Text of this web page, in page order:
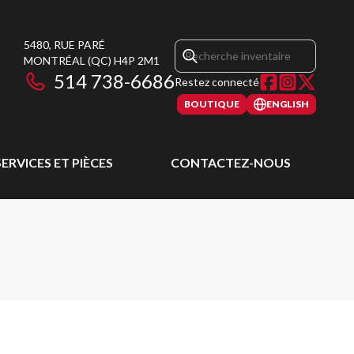
5480, RUE PARÉ
MONTRÉAL (QC) H4P 2M1
514 738-6686Restez connecté
BOUTIQUE ENGLISH
ET PIÈCES CONTACTEZ-NOUS